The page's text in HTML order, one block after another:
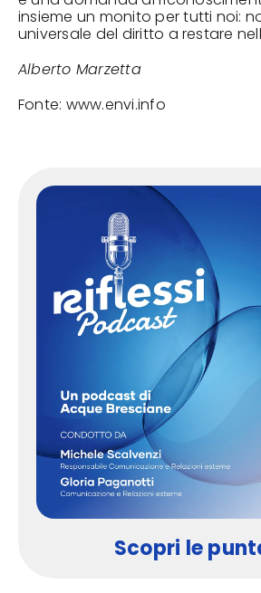
insieme un monito per tutti noi:
universale del diritto a restare
Alberto Marzetta
Fonte: www.envi.info
Scopri le